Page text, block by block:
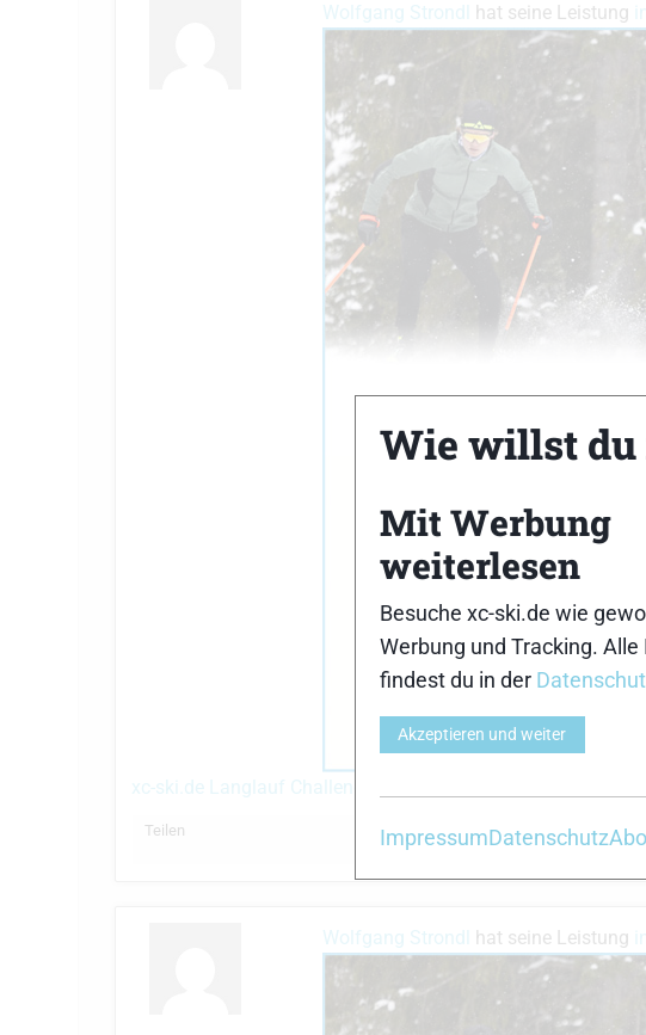
Wolfgang Strondl hat seine Leistung
xc-ski.de Langlauf Challenge 25/26
Teilen
Wolfgang Strondl hat seine Leistung
Wie willst du
Mit Werbung
weiterlesen
Besuche xc-ski.de wie
Werbung und Tracking. Alle
findest du in der
Akzeptieren und weiter
ImpressumDatenschutz